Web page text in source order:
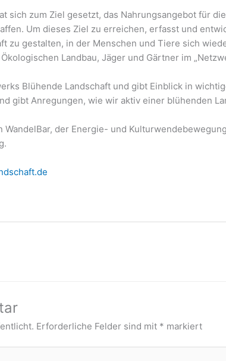
sich zum Ziel gesetzt, das Nahrungsangebot für
Um dieses Ziel zu erreichen, erfasst und
zu gestalten, in der Menschen und Tiere sich
Landbau, Jäger und Gärtner im
Blühende Landschaft und gibt Einblick in
gibt Anregungen, wie wir aktiv einer blühenden
der Energie- und
Erforderliche Felder sind mit * markiert